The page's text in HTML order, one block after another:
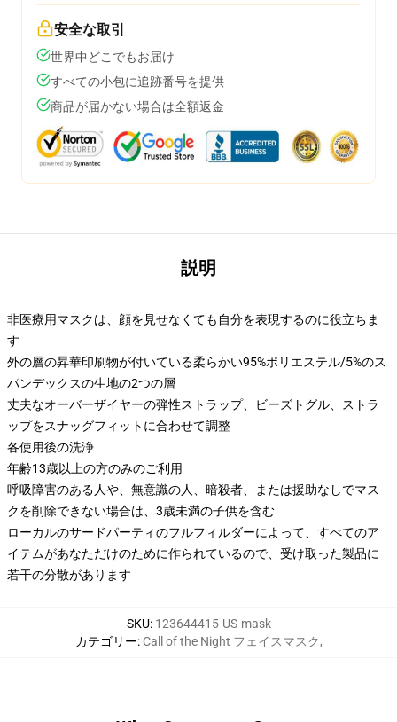
安全な取引
世界中どこでもお届け
すべての小包に追跡番号を提供
商品が届かない場合は全額返金
説明
非医療用マスクは、顔を見せなくても自分を表現するのに役立ちま
す
外の層の昇華印刷物が付いている柔らかい95%ポリエステル/5%のス
パンデックスの生地の2つの層
丈夫なオーバーザイヤーの弾性ストラップ、ビーズトグル、ストラ
ップをスナッグフィットに合わせて調整
各使用後の洗浄
年齢13歳以上の方のみのご利用
呼吸障害のある人や、無意識の人、暗殺者、または援助なしでマス
クを削除できない場合は、3歳未満の子供を含む
ローカルのサードパーティのフルフィルダーによって、すべてのア
イテムがあなただけのために作られているので、受け取った製品に
若干の分散があります
SKU: 123644415-US-mask
カテゴリー: Call of the Night フェイスマスク,